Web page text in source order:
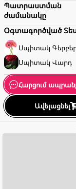
Պատրաստման
ժամանակը
Օգտագործված
Սպիտակ
Սպիտակ Վարդ
Հարցում
Ավելացնել